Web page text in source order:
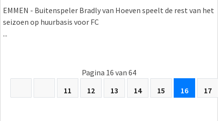
EMMEN - Buitenspeler Bradly van Hoeven speelt de rest van het
seizoen op huurbasis voor FC
...
Pagina 16 van 64
11
12 13 14 15 16 17